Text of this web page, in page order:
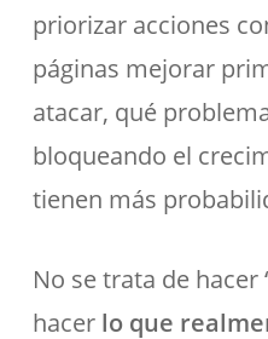
priorizar acciones
páginas mejorar
atacar, qué
bloqueando el
tienen más
No se trata de hacer
hacer lo que